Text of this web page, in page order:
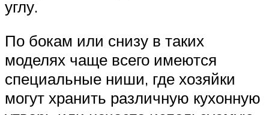
углу.
По бокам или снизу в таких
моделях чаще всего имеются
специальные ниши, где хозяйки
могут хранить различную кухонную